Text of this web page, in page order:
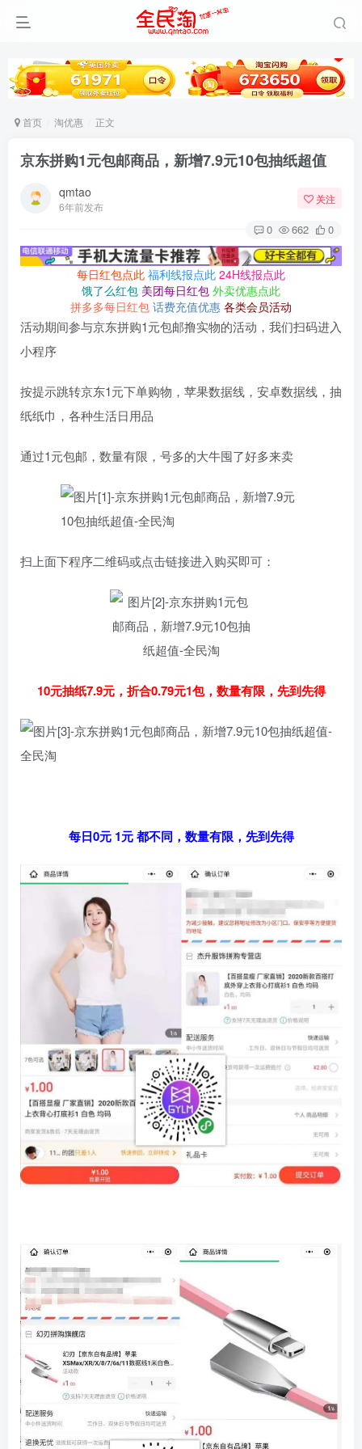
首页 淘优惠 正文
京东拼购1元包邮商品，新增7.9元10包抽纸超值
qmtao
6年前发布
关注
0 662 0
每日红包点此 福利线报点此 24H线报点此
饿了么红包 美团每日红包 外卖优惠点此
拼多多每日红包 话费充值优惠 各类会员活动
活动期间参与京东拼购1元包邮撸实物的活动，我们扫码进入
小程序
按提示跳转京东1元下单购物，苹果数据线，安卓数据线，抽
纸纸巾，各种生活日用品
通过1元包邮，数量有限，号多的大牛囤了好多来卖
扫上面下程序二维码或点击链接进入购买即可：
10元抽纸7.9元，折合0.79元1包，数量有限，先到先得
每日0元 1元 都不同，数量有限，先到先得